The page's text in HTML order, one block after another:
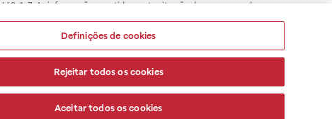
1-7. As informações contidas neste site não devem ser usadas para
problema de saúde e prescrever o tratamento adequado. Ao
esclarecimentos, consultar o site: www.anvisa.gov.br. A Raia Drogasil
dos clientes são compromissos da Raia Drogasil SA. Todos os pedidos
Definições de cookies
Rejeitar todos os cookies
Aceitar todos os cookies